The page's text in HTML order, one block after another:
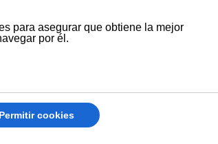
que arranca en La Rábida